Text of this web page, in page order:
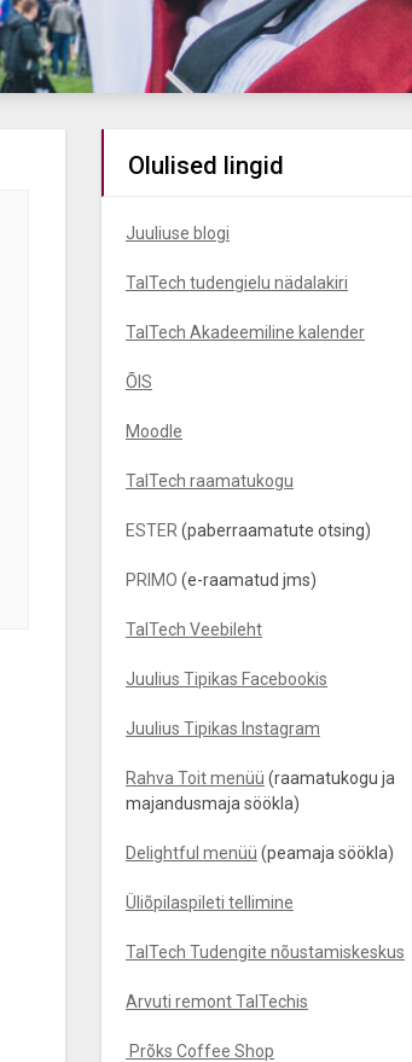
Olulised lingid
Juuliuse blogi
TalTech tudengielu nädalakiri
TalTech Akadeemiline kalender
ÕIS
Moodle
TalTech raamatukogu
ESTER (paberraamatute otsing)
PRIMO (e-raamatud jms)
TalTech Veebileht
Juulius Tipikas Facebookis
Juulius Tipikas Instagram
Rahva Toit menüü (raamatukogu ja
majandusmaja söökla)
Delightful menüü (peamaja söökla)
Üliõpilaspileti tellimine
TalTech Tudengite nõustamiskeskus
Arvuti remont TalTechis
Prõks Coffee Shop